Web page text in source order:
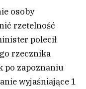
osoby
rzetelność
polecił
rzecznika
po zapoznaniu
wyjaśniające 1